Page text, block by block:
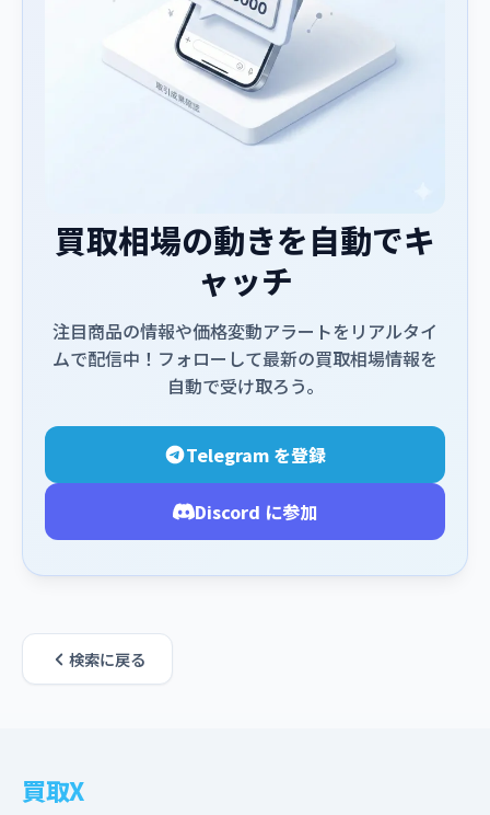
買取相場の動きを自動でキ
ャッチ
注目商品の情報や価格変動アラートをリアルタイ
ムで配信中！フォローして最新の買取相場情報を
自動で受け取ろう。
Telegram を登録
Discord に参加
検索に戻る
買取X